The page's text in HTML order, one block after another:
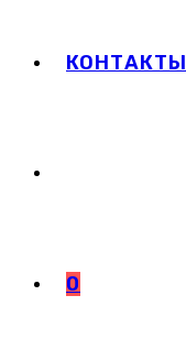
КОНТАКТЫ
0